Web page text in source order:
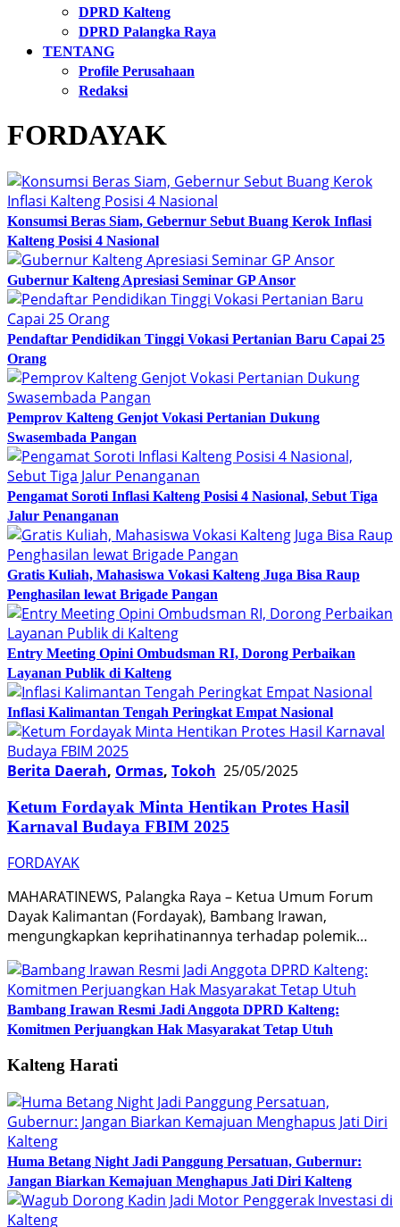
DPRD Kalteng
DPRD Palangka Raya
TENTANG
Profile Perusahaan
Redaksi
FORDAYAK
Konsumsi Beras Siam, Gebernur Sebut Buang Kerok Inflasi
Kalteng Posisi 4 Nasional
Gubernur Kalteng Apresiasi Seminar GP Ansor
Pendaftar Pendidikan Tinggi Vokasi Pertanian Baru Capai 25
Orang
Pemprov Kalteng Genjot Vokasi Pertanian Dukung
Swasembada Pangan
Pengamat Soroti Inflasi Kalteng Posisi 4 Nasional, Sebut Tiga
Jalur Penanganan
Gratis Kuliah, Mahasiswa Vokasi Kalteng Juga Bisa Raup
Penghasilan lewat Brigade Pangan
Entry Meeting Opini Ombudsman RI, Dorong Perbaikan
Layanan Publik di Kalteng
Inflasi Kalimantan Tengah Peringkat Empat Nasional
Berita Daerah, Ormas, Tokoh 25/05/2025
Ketum Fordayak Minta Hentikan Protes Hasil
Karnaval Budaya FBIM 2025
FORDAYAK
MAHARATINEWS, Palangka Raya – Ketua Umum Forum
Dayak Kalimantan (Fordayak), Bambang Irawan,
mengungkapkan keprihatinannya terhadap polemik…
Bambang Irawan Resmi Jadi Anggota DPRD Kalteng:
Komitmen Perjuangkan Hak Masyarakat Tetap Utuh
Kalteng Harati
Huma Betang Night Jadi Panggung Persatuan, Gubernur:
Jangan Biarkan Kemajuan Menghapus Jati Diri Kalteng